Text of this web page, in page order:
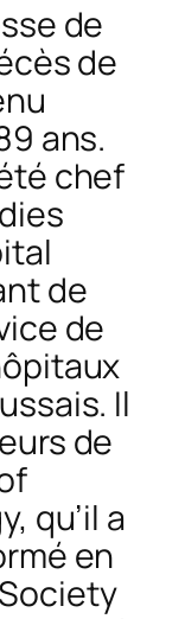
de
de
ans.
chef
de
de
Il
de
qu’il a
en